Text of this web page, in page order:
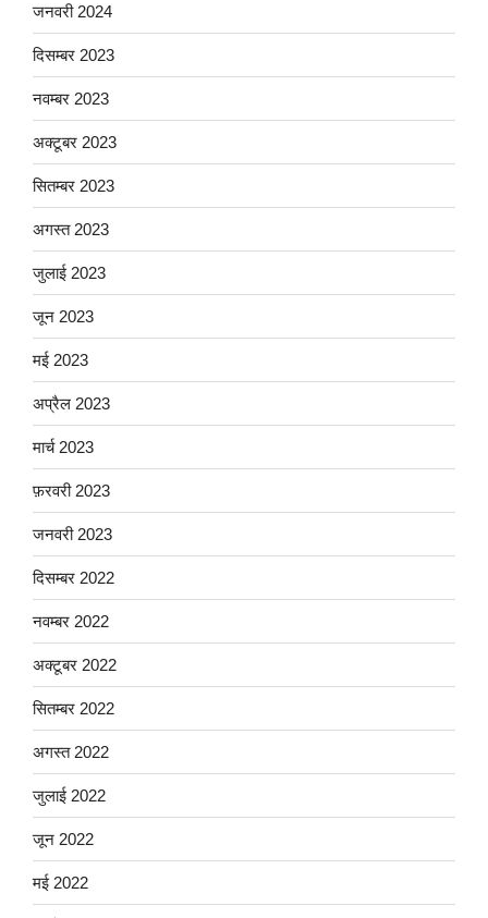
जनवरी 2024
दिसम्बर 2023
नवम्बर 2023
अक्टूबर 2023
सितम्बर 2023
अगस्त 2023
जुलाई 2023
जून 2023
मई 2023
अप्रैल 2023
मार्च 2023
फ़रवरी 2023
जनवरी 2023
दिसम्बर 2022
नवम्बर 2022
अक्टूबर 2022
सितम्बर 2022
अगस्त 2022
जुलाई 2022
जून 2022
मई 2022